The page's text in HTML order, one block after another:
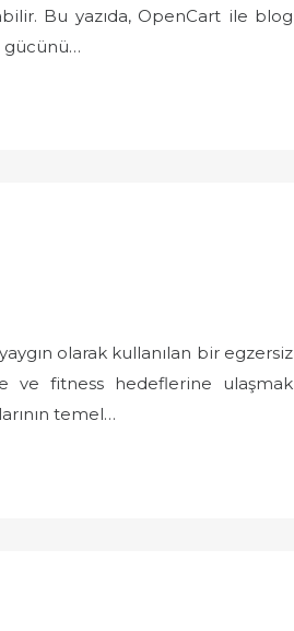
Bu yazıda, OpenCart ile blog
gücünü…
olarak kullanılan bir egzersiz
ve fitness hedeflerine ulaşmak
temel…